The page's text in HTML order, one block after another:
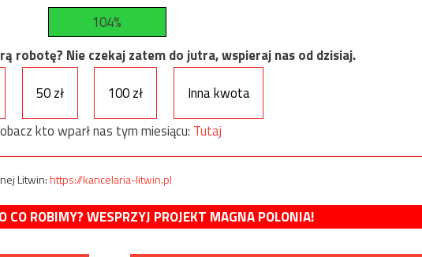
104%
robotę? Nie czekaj zatem do jutra, wspieraj nas od dzisiaj.
50 zł 100 zł
Inna kwota
kto wparł nas tym miesiącu: Tutaj
Litwin:https://kancelaria-litwin.pl
CO ROBIMY? WESPRZYJ PROJEKT MAGNA POLONIA!